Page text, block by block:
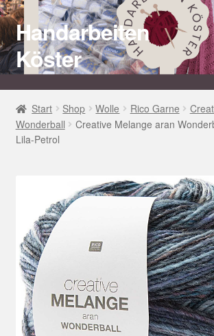
Zur
Navigation
springen
Zum
Inhalt
springen
Handarbeiten
Köster
Startseite
Über uns
Häkel Techniken
Shop
Kasse
Mein Konto
Start Shop Wolle Rico Garne
Wonderball
Creative Melange aran
Lila-Petrol